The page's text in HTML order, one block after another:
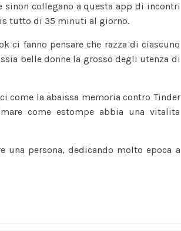
sinon collegano a questa app di incontri
tutto di 35 minuti al giorno.
ci fanno pensare che razza di ciascuno
belle donnela grosso degli utenza di
come la abaissa memoria contro Tinder
come estompe abbia una vitalita
una persona, dedicando molto epoca a